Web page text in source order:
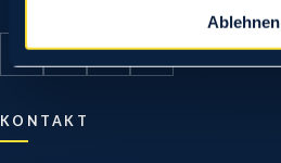
Ablehnen
KONTAKT